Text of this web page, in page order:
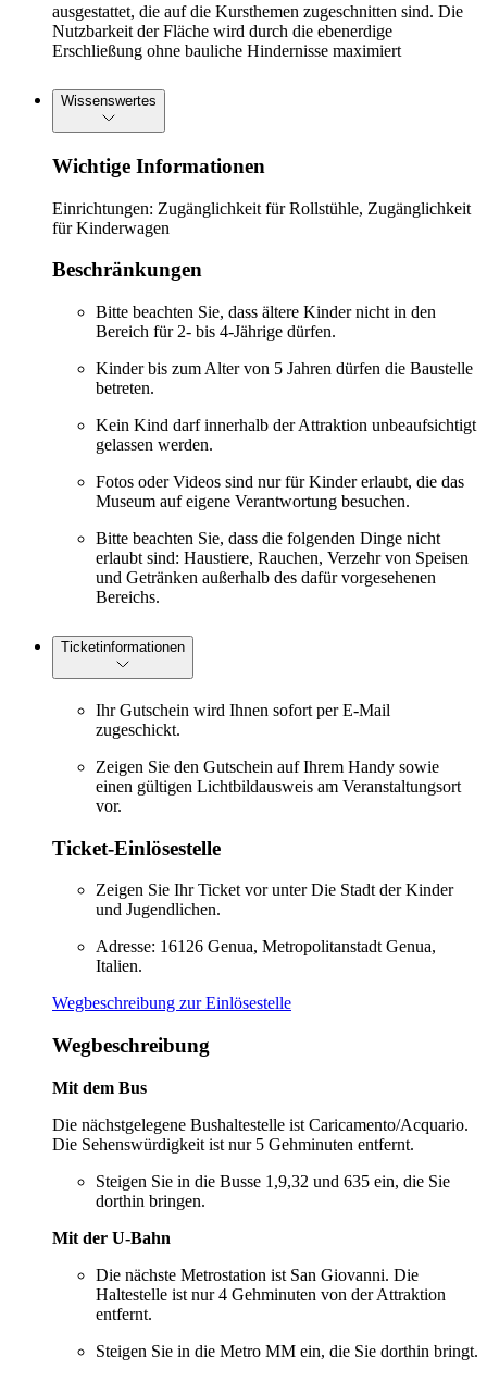
ausgestattet, die auf die Kursthemen zugeschnitten sind. Die
Nutzbarkeit der Fläche wird durch die ebenerdige
Erschließung ohne bauliche Hindernisse maximiert
Wissenswertes
Wichtige Informationen
Einrichtungen: Zugänglichkeit für Rollstühle, Zugänglichkeit
für Kinderwagen
Beschränkungen
Bitte beachten Sie, dass ältere Kinder nicht in den
Bereich für 2- bis 4-Jährige dürfen.
Kinder bis zum Alter von 5 Jahren dürfen die Baustelle
betreten.
Kein Kind darf innerhalb der Attraktion unbeaufsichtigt
gelassen werden.
Fotos oder Videos sind nur für Kinder erlaubt, die das
Museum auf eigene Verantwortung besuchen.
Bitte beachten Sie, dass die folgenden Dinge nicht
erlaubt sind: Haustiere, Rauchen, Verzehr von Speisen
und Getränken außerhalb des dafür vorgesehenen
Bereichs.
Ticketinformationen
Ihr Gutschein wird Ihnen sofort per E-Mail
zugeschickt.
Zeigen Sie den Gutschein auf Ihrem Handy sowie
einen gültigen Lichtbildausweis am Veranstaltungsort
vor.
Ticket-Einlösestelle
Zeigen Sie Ihr Ticket vor unter Die Stadt der Kinder
und Jugendlichen.
Adresse: 16126 Genua, Metropolitanstadt Genua,
Italien.
Wegbeschreibung zur Einlösestelle
Wegbeschreibung
Mit dem Bus
Die nächstgelegene Bushaltestelle ist Caricamento/Acquario.
Die Sehenswürdigkeit ist nur 5 Gehminuten entfernt.
Steigen Sie in die Busse 1,9,32 und 635 ein, die Sie
dorthin bringen.
Mit der U-Bahn
Die nächste Metrostation ist San Giovanni. Die
Haltestelle ist nur 4 Gehminuten von der Attraktion
entfernt.
Steigen Sie in die Metro MM ein, die Sie dorthin bringt.